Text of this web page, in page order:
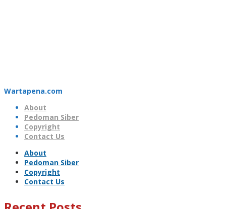
Wartapena.com
About
Pedoman Siber
Copyright
Contact Us
About
Pedoman Siber
Copyright
Contact Us